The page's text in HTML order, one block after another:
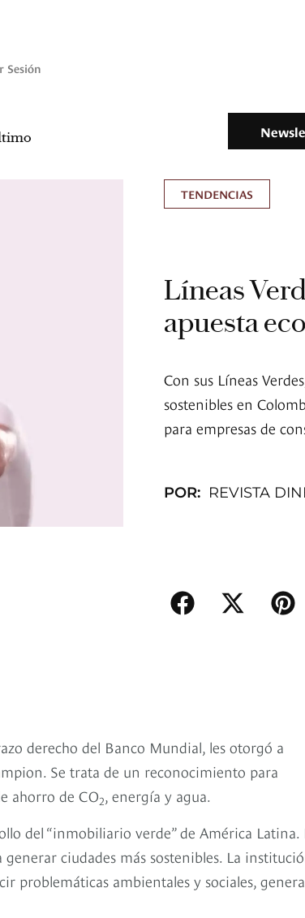
Sesión
TENDENCIAS
Líneas
apuesta
Con sus Líneas
sostenibles en
para empresas de
POR: REVISTA
derecho del Banco Mundial, les otorgó a
Se trata de un reconocimiento para
ahorro de CO2, energía y agua.
del “inmobiliario verde” de América Latina.
ciudades más sostenibles. La
problemáticas ambientales y sociales,